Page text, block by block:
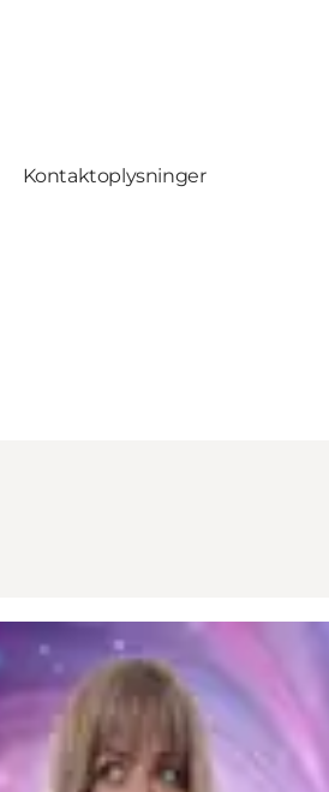
Kontaktoplysninger